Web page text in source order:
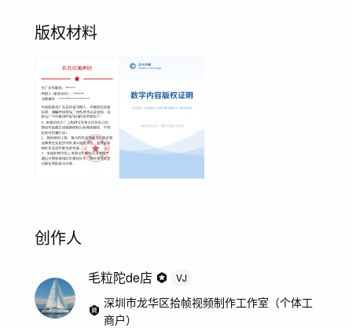
版权材料
创作人
毛粒陀de店 VJ
深圳市龙华区拾帧视频制作工作室（个体工
商户）